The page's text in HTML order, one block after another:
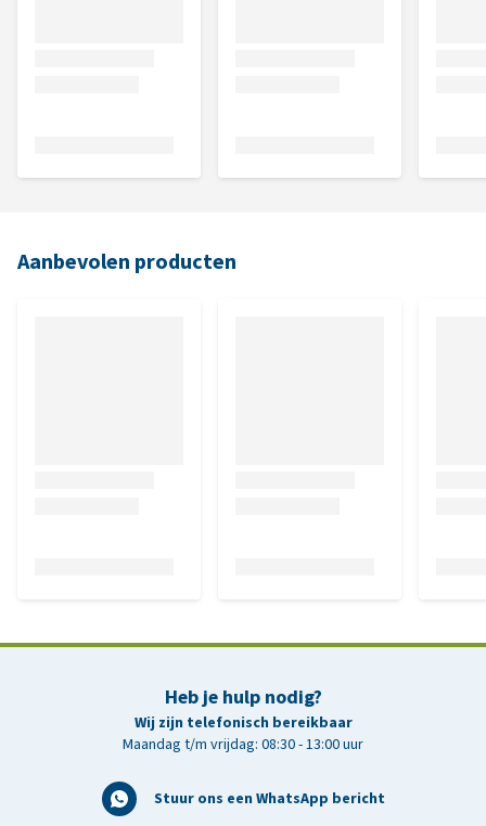
Aanbevolen producten
Heb je hulp nodig?
Wij zijn telefonisch bereikbaar
Maandag t/m vrijdag: 08:30 - 13:00 uur
Stuur ons een WhatsApp bericht